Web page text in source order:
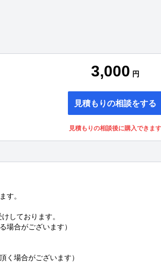
3,000 円
見積もりの相談をする
見積もりの相談後に購入できます
す。
しております。
場合がございます）
く場合がございます）